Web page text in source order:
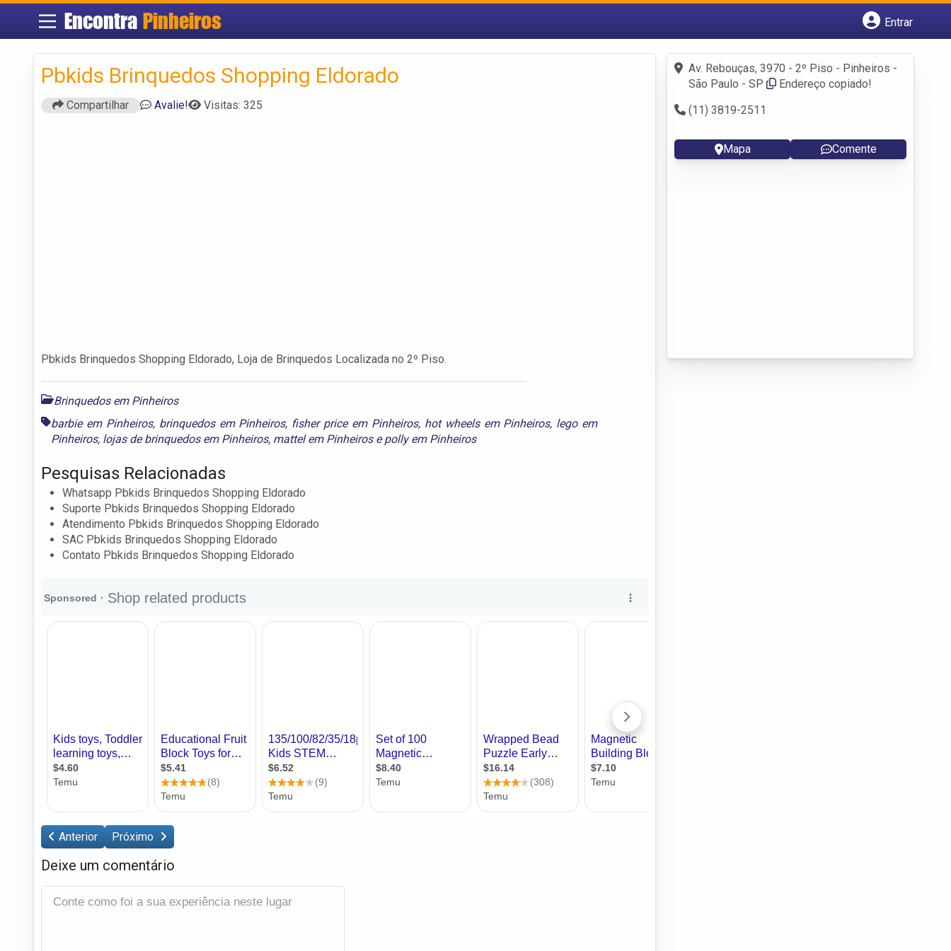
Encontra Pinheiros
Entrar
Fazer login
Criar conta
Pbkids Brinquedos Shopping Eldorado
Compartilhar Avalie! Visitas: 325
Pbkids Brinquedos Shopping Eldorado, Loja de Brinquedos Localizada no 2º Piso.
Brinquedos em Pinheiros
barbie em Pinheiros, brinquedos em Pinheiros, fisher price em Pinheiros, hot wheels em Pinheiros, lego em
Pinheiros, lojas de brinquedos em Pinheiros, mattel em Pinheirosepolly em Pinheiros
Pesquisas Relacionadas
Whatsapp Pbkids Brinquedos Shopping Eldorado
Suporte Pbkids Brinquedos Shopping Eldorado
Atendimento Pbkids Brinquedos Shopping Eldorado
SAC Pbkids Brinquedos Shopping Eldorado
Contato Pbkids Brinquedos Shopping Eldorado
Anterior Próximo
Deixe um comentário
Av. Rebouças, 3970 - 2º Piso - Pinheiros -
São Paulo - SP
Endereço copiado!
(11) 3819-2511
Mapa Comente